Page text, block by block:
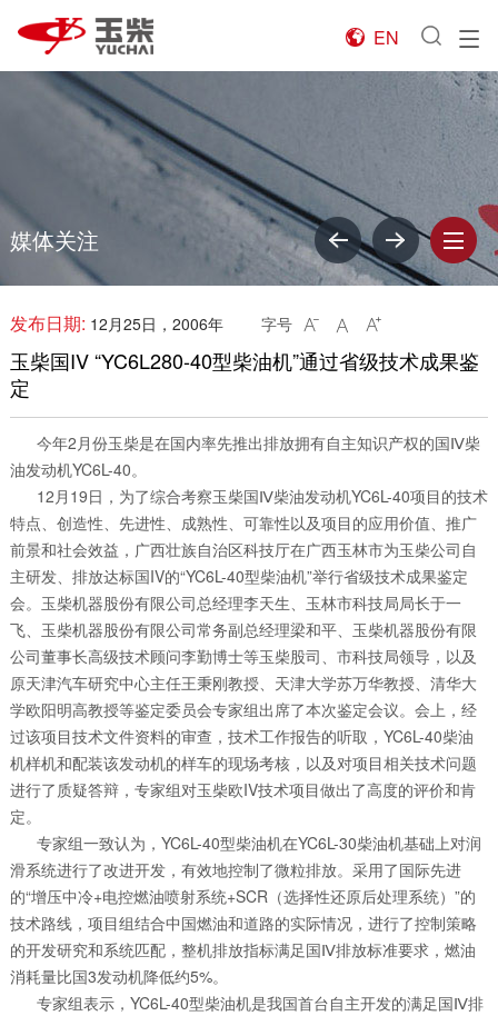

EN
媒体关注
发布日期: 12月25日，2006年 字号   
玉柴国IV “YC6L280-40型柴油机”通过省级技术成果鉴
定
今年2月份玉柴是在国内率先推出排放拥有自主知识产权的国Ⅳ柴
油发动机YC6L-40。
12月19日，为了综合考察玉柴国Ⅳ柴油发动机YC6L-40项目的技术
特点、创造性、先进性、成熟性、可靠性以及项目的应用价值、推广
前景和社会效益，广西壮族自治区科技厅在广西玉林市为玉柴公司自
主研发、排放达标国IV的“YC6L-40型柴油机”举行省级技术成果鉴定
会。玉柴机器股份有限公司总经理李天生、玉林市科技局局长于一
飞、玉柴机器股份有限公司常务副总经理梁和平、玉柴机器股份有限
公司董事长高级技术顾问李勤博士等玉柴股司、市科技局领导，以及
原天津汽车研究中心主任王秉刚教授、天津大学苏万华教授、清华大
学欧阳明高教授等鉴定委员会专家组出席了本次鉴定会议。会上，经
过该项目技术文件资料的审查，技术工作报告的听取，YC6L-40柴油
机样机和配装该发动机的样车的现场考核，以及对项目相关技术问题
进行了质疑答辩，专家组对玉柴欧IV技术项目做出了高度的评价和肯
定。
专家组一致认为，YC6L-40型柴油机在YC6L-30柴油机基础上对润
滑系统进行了改进开发，有效地控制了微粒排放。采用了国际先进
的“增压中冷+电控燃油喷射系统+SCR（选择性还原后处理系统）”的
技术路线，项目组结合中国燃油和道路的实际情况，进行了控制策略
的开发研究和系统匹配，整机排放指标满足国Ⅳ排放标准要求，燃油
消耗量比国3发动机降低约5%。
专家组表示，YC6L-40型柴油机是我国首台自主开发的满足国Ⅳ排